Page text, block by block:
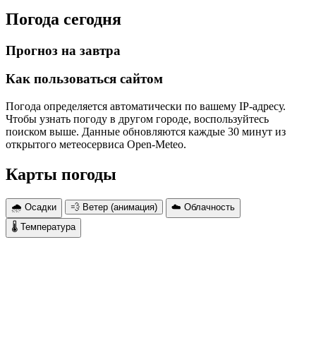
Погода сегодня
Прогноз на завтра
Как пользоваться сайтом
Погода определяется автоматически по вашему IP-адресу.
Чтобы узнать погоду в другом городе, воспользуйтесь
поиском выше. Данные обновляются каждые 30 минут из
открытого метеосервиса Open-Meteo.
Карты погоды
🌧 Осадки 💨 Ветер (анимация)
☁️ Облачность
🌡 Температура